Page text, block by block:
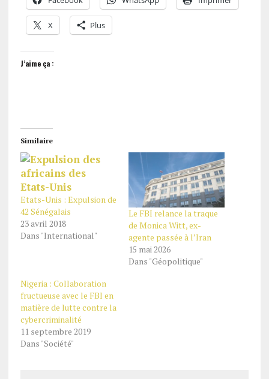
X Plus
J’aime ça :
Similaire
Etats-Unis : Expulsion de
42 Sénégalais
23 avril 2018
Dans "International"
Le FBI relance la traque
de Monica Witt, ex-
agente passée à l’Iran
15 mai 2026
Dans "Géopolitique"
Nigeria : Collaboration
fructueuse avec le FBI en
matière de lutte contre la
cybercriminalité
11 septembre 2019
Dans "Société"